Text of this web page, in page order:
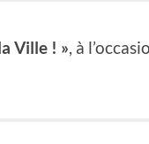
Ville ! », à